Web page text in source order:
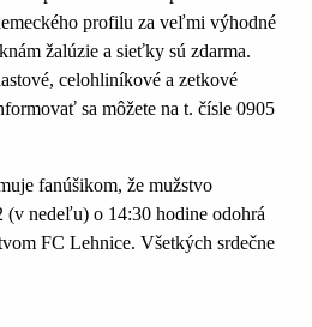
profilu za veľmi výhodné
žalúzie a sieťky sú zdarma.
celohliníkové a zetkové
sa môžete na t. čísle 0905
fanúšikom, že mužstvo
(v nedeľu) o 14:30 hodine odohrá
FC Lehnice. Všetkých srdečne